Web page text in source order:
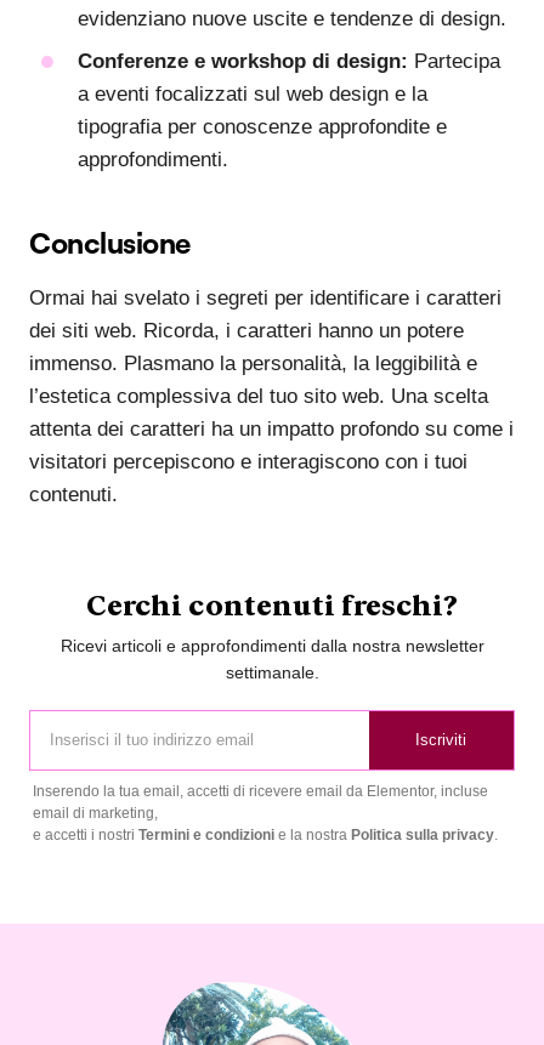
evidenziano nuove uscite e tendenze di design.
Conferenze e workshop di design: Partecipa
a eventi focalizzati sul web design e la
tipografia per conoscenze approfondite e
approfondimenti.
Conclusione
Ormai hai svelato i segreti per identificare i caratteri
dei siti web. Ricorda, i caratteri hanno un potere
immenso. Plasmano la personalità, la leggibilità e
l’estetica complessiva del tuo sito web. Una scelta
attenta dei caratteri ha un impatto profondo su come i
visitatori percepiscono e interagiscono con i tuoi
contenuti.
Cerchi contenuti freschi?
Ricevi articoli e approfondimenti dalla nostra newsletter
settimanale.
Iscriviti
Inserendo la tua email, accetti di ricevere email da Elementor, incluse
email di marketing,
e accetti i nostri Termini e condizioni e la nostra Politica sulla privacy.